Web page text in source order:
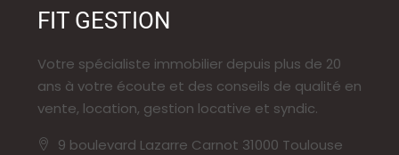
FIT GESTION
Votre spécialiste immobilier depuis plus de 20
ans à votre écoute et des conseils de qualité en
vente, location, gestion locative et syndic.
9 boulevard Lazarre Carnot 31000 Toulouse